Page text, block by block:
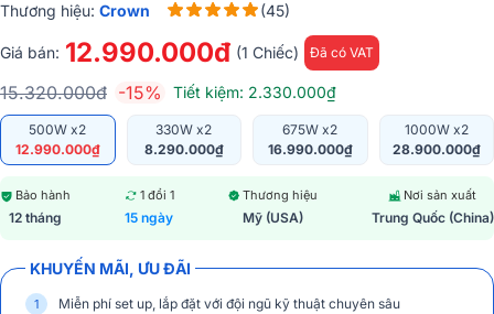
Thương hiệu: Crown (45)
Giá bán: 12.990.000đ (1 Chiếc) Đã có VAT
15.320.000đ -15% Tiết kiệm: 2.330.000₫
500W x2
12.990.000₫
330W x2
8.290.000₫
675W x2
16.990.000₫
1000W x2
28.900.000₫
Bảo hành
12 tháng
1 đổi 1
15 ngày
Thương hiệu
Mỹ (USA)
Nơi sản xuất
Trung Quốc (China)
KHUYẾN MÃI, ƯU ĐÃI
Miễn phí set up, lắp đặt với đội ngũ kỹ thuật chuyên sâu